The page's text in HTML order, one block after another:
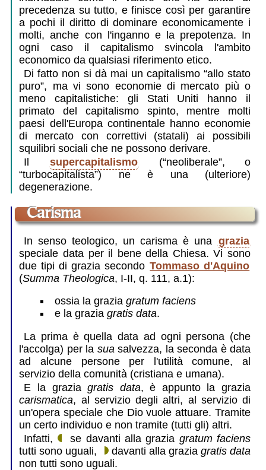
precedenza su tutto, e finisce così per garantire
a pochi il diritto di dominare economicamente i
molti, anche con l'inganno e la prepotenza. In
ogni caso il capitalismo svincola l'ambito
economico da qualsiasi riferimento etico.
Di fatto non si dà mai un capitalismo “allo stato
puro”, ma vi sono economie di mercato più o
meno capitalistiche: gli Stati Uniti hanno il
primato del capitalismo spinto, mentre molti
paesi dell'Europa continentale hanno economie
di mercato con correttivi (statali) ai possibili
squilibri sociali che ne possono derivare.
Il supercapitalismo
(“neoliberale”, o
“turbocapitalista”) ne è una (ulteriore)
degenerazione.
carisma
In senso teologico, un carisma è una grazia
speciale data per il bene della Chiesa. Vi sono
due tipi di grazia secondo Tommaso d'Aquino
(Summa Theologica, I-II, q. 111, a.1):
ossia la grazia gratum faciens
e la grazia gratis data.
La prima è quella data ad ogni persona (che
l'accolga) per la sua salvezza, la seconda è data
ad alcune persone per l'utilità comune, al
servizio della comunità (cristiana e umana).
E la graziagratis data, è appunto la grazia
carismatica, al servizio degli altri, al servizio di
un'opera speciale che Dio vuole attuare. Tramite
un certo individuo e non tramite (tutti gli) altri.
Infatti,
se davanti alla grazia gratum faciens
tutti sono uguali,
davanti alla grazia gratis data
non tutti sono uguali.